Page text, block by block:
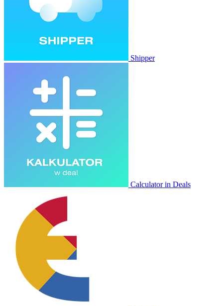
Shipper
Calculator in Deals